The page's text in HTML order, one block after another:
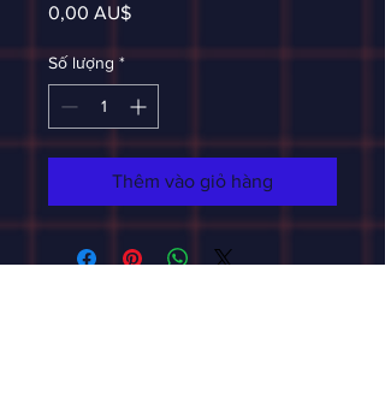
0,00 AU$Giá
Số lượng *
Thêm vào giỏ hàng